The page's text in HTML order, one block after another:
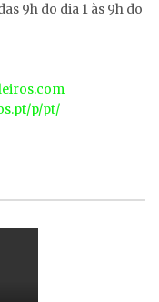
9h do dia 1 às 9h do
p/pt/